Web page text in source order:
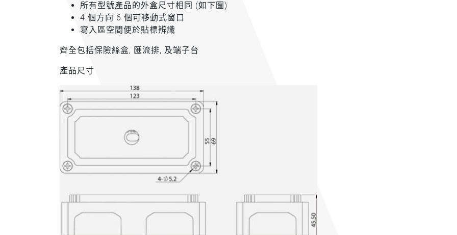
所有型號產品的外盒尺寸相同 (如下圖)
4 個方向 6 個可移動式窗口
寫入區空間便於貼標辨識
齊全包括保險絲盒, 匯流排, 及端子台
產品尺寸